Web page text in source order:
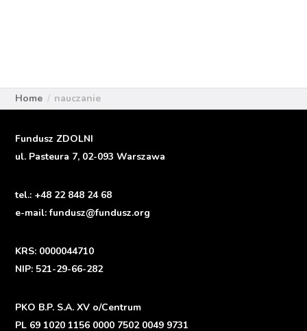
Home nauczanie
Fundusz ZDOLNI
ul. Pasteura 7, 02-093 Warszawa
tel.: +48 22 848 24 68
e-mail:fundusz@fundusz.org
KRS: 0000044710
NIP: 521-29-66-282
PKO B.P. S.A. XV o/Centrum
PL 69 1020 1156 0000 7502 0049 9731